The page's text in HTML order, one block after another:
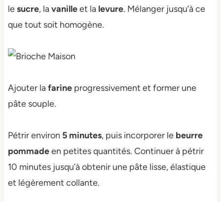
lesucre, lavanilleet la levure. Mélanger jusqu’à ce
que tout soit homogène.
Ajouter lafarineprogressivement et former une
pâte souple.
Pétrir environ 5 minutes, puis incorporer le beurre
pommadeen petites quantités. Continuer à pétrir
10 minutes jusqu’à obtenir une pâte lisse, élastique
et légèrement collante.